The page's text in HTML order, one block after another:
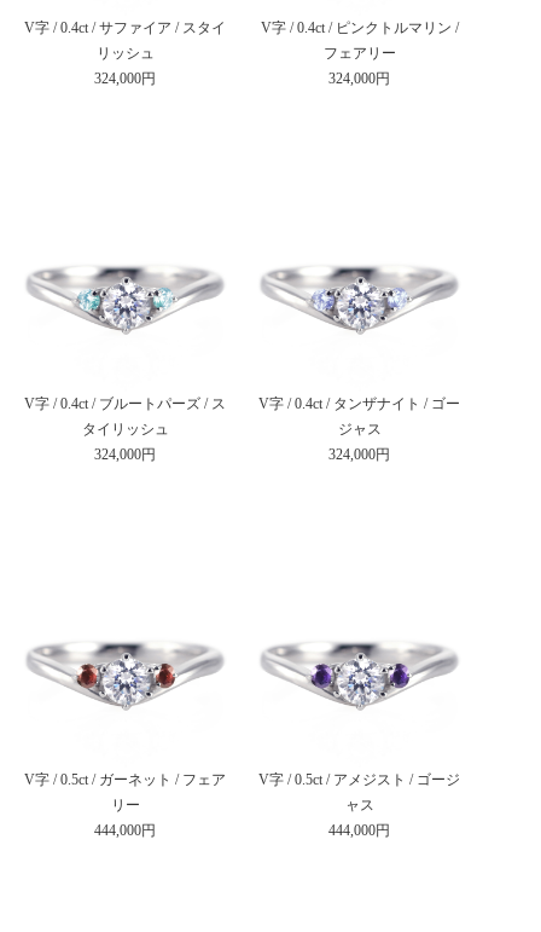
V字 / 0.4ct / サファイア / スタイ
リッシュ
324,000円
V字 / 0.4ct / ピンクトルマリン /
フェアリー
324,000円
V字 / 0.4ct / ブルートパーズ / ス
タイリッシュ
324,000円
V字 / 0.4ct / タンザナイト / ゴー
ジャス
324,000円
V字 / 0.5ct / ガーネット / フェア
リー
444,000円
V字 / 0.5ct / アメジスト / ゴージ
ャス
444,000円